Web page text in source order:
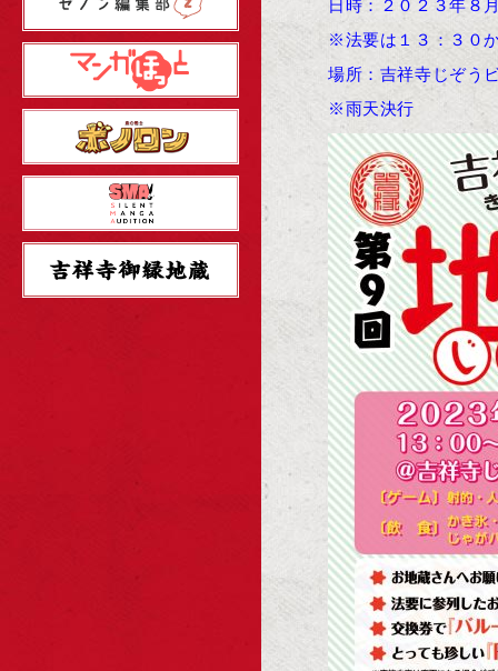
日時：２０２３年８
※法要は１３：３０
場所：吉祥寺じぞう
※雨天決行